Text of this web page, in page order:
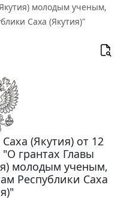
молодым ученым,
Саха (Якутия)"
(Якутия) от 12
"О грантах Главы
молодым ученым,
Республики Саха